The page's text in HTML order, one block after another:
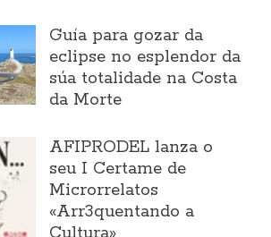
Guía para gozar da
eclipse no esplendor da
súa totalidade na Costa
da Morte
AFIPRODEL lanza o
seu I Certame de
Microrrelatos
«Arr3quentando a